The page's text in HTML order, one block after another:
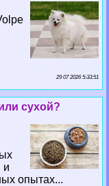
29 07 2026 5:33:51
сухой?
и
опытах...